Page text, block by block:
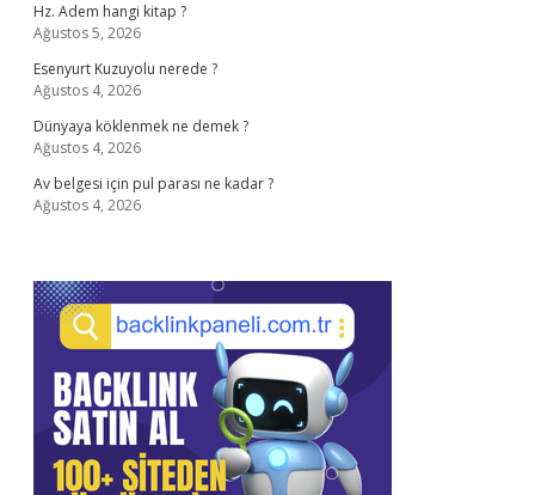
Hz. Adem hangi kitap ?
Ağustos 5, 2026
Esenyurt Kuzuyolu nerede ?
Ağustos 4, 2026
Dünyaya köklenmek ne demek ?
Ağustos 4, 2026
Av belgesi için pul parası ne kadar ?
Ağustos 4, 2026